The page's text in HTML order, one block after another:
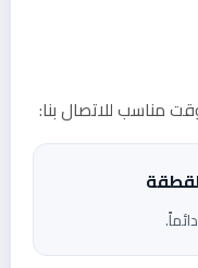
مناسب للاتصال بنا: